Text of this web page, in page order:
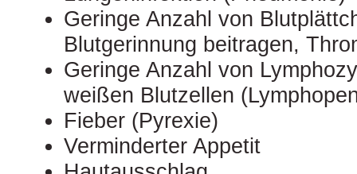
Geringe Anzahl von
Blutgerinnung beitragen,
Geringe Anzahl von
weißen Blutzellen
Fieber (Pyrexie)
Verminderter Appetit